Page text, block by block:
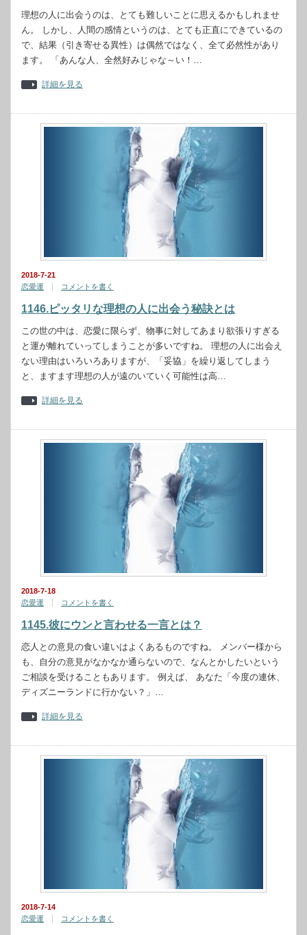
理想の人に出会うのは、とても難しいことに思えるかもしれませ
ん。 しかし、人間の感情というのは、とても正直にできているの
で、結果（引き寄せる異性）は偶然ではなく、全て必然性があり
ます。 「あんな人、全然好みじゃな～い！…
詳細を見る
2018-7-21
恋愛運
コメントを書く
1146.ピッタリな理想の人に出会う秘訣とは
この世の中は、恋愛に限らず、物事に対してあまり欲張りすぎる
と運が離れていってしまうことが多いですね。 理想の人に出会え
ない理由はいろいろありますが、「妥協」を繰り返してしまう
と、ますます理想の人が遠のいていく可能性は高…
詳細を見る
2018-7-18
恋愛運
コメントを書く
1145.彼にウンと言わせる一言とは？
恋人との意見の食い違いはよくあるものですね。 メンバー様から
も、自分の意見がなかなか通らないので、なんとかしたいという
ご相談を受けることもあります。 例えば、 あなた「今度の連休、
ディズニーランドに行かない？」…
詳細を見る
2018-7-14
恋愛運
コメントを書く